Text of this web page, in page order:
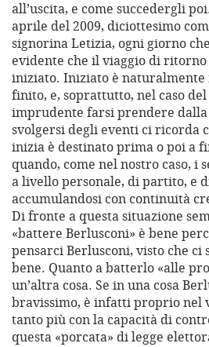
all’uscita, e come succedergli
aprile del 2009, diciottesimo
signorina Letizia, ogni giorno
evidente che il viaggio di ritorno
iniziato. Iniziato è naturalmente
finito, e, soprattutto, nel caso
imprudente farsi prendere
svolgersi degli eventi ci ricorda
inizia è destinato prima o poi a
quando, come nel nostro caso, i
a livello personale, di partito, e
accumulandosi con continuità
Di fronte a questa situazione
«battere Berlusconi» è bene
pensarci Berlusconi, visto che ci
bene. Quanto a batterlo «alle
un’altra cosa. Se in una cosa
bravissimo, è infatti proprio nel
tanto più con la capacità di
questa «porcata» di legge